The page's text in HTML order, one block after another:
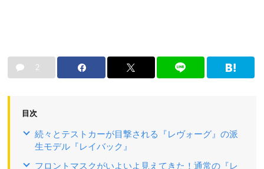
2
目次
続々とテストカーが目撃される『レヴォーグ』の派
生モデル『レイバック』
フロントマスクがいよいよ見えてきた！通常の『レ